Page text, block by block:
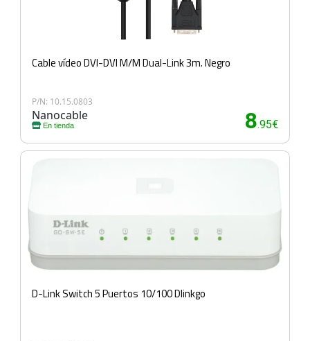
Cable vídeo DVI-DVI M/M Dual-Link 3m. Negro
P/N: 10.15.0803
Nanocable
En tienda 8.95€
D-Link Switch 5 Puertos 10/100 Dlinkgo